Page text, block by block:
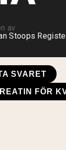
av
Stoops
SVARET
FÖR